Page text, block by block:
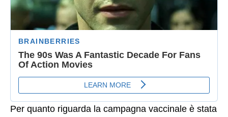
Per quanto riguarda la campagna vaccinale è stata